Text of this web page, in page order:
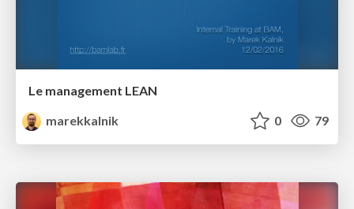
Le management LEAN
marekkalnik
0 79